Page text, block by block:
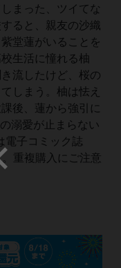
まった、ツイてな
ると、親友の沙織
堂蓮がいることを
生活に憧れる柚
流したけど、桜の
しまう。柚は怯え
後、蓮から強引に
溺愛が止まらない
子コミック誌
重複購入にご注意